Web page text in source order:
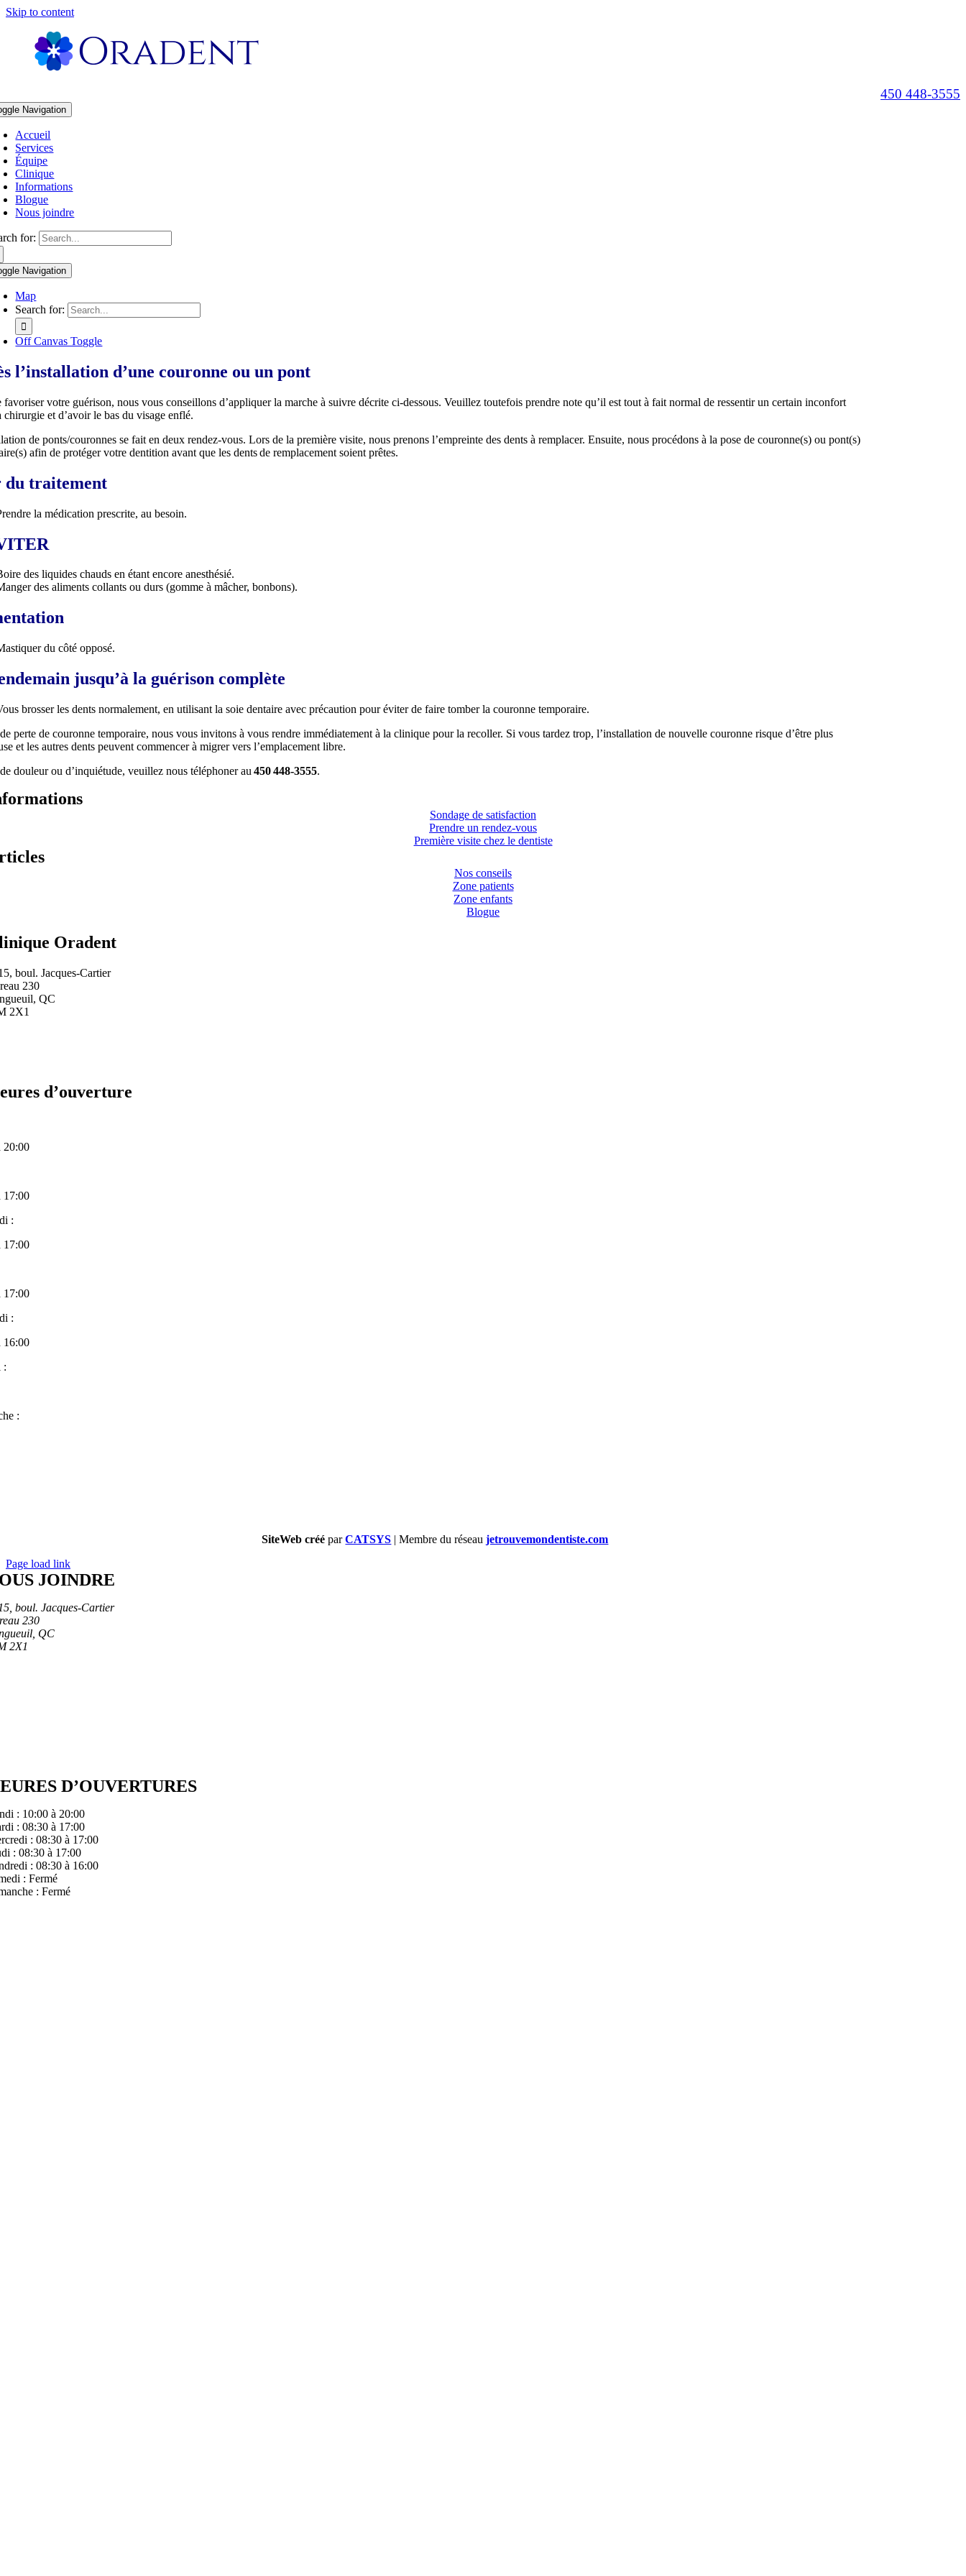
Skip to content
450 448-3555
Navigation
Accueil
Services
Équipe
Clinique
Informations
Blogue
Nous joindre
for:
Navigation
Map
Search for:
Off Canvas Toggle
l’installation d’une couronne ou un pont
votre guérison, nous vous conseillons d’appliquer la marche à suivre décrite ci-dessous. Veuillez toutefois prendre note qu’il est tout à fait normal de ressentir un certain inconfort
chirurgie et d’avoir le bas du visage enflé.
de ponts/couronnes se fait en deux rendez-vous. Lors de la première visite, nous prenons l’empreinte des dents à remplacer. Ensuite, nous procédons à la pose de couronne(s) ou pont(s)
afin de protéger votre dentition avant que les dents de remplacement soient prêtes.
du traitement
la médication prescrite, au besoin.
des liquides chauds en étant encore anesthésié.
des aliments collants ou durs (gomme à mâcher, bonbons).
du côté opposé.
jusqu’à la guérison complète
brosser les dents normalement, en utilisant la soie dentaire avec précaution pour éviter de faire tomber la couronne temporaire.
perte de couronne temporaire, nous vous invitons à vous rendre immédiatement à la clinique pour la recoller. Si vous tardez trop, l’installation de nouvelle couronne risque d’être plus
et les autres dents peuvent commencer à migrer vers l’emplacement libre.
douleur ou d’inquiétude, veuillez nous téléphoner au 450448-3555.
Sondage de satisfaction
Prendre un rendez-vous
Première visite chez le dentiste
Nos conseils
Zone patients
Zone enfants
Blogue
Oradent
boul. Jacques-Cartier
230
QC
2X1
d’ouverture
20:00
17:00
:
17:00
17:00
:
16:00
:
:
SiteWeb créé parCATSYS | Membre du réseaujetrouvemondentiste.com
Page load link
JOINDRE
boul. Jacques-Cartier
230
QC
2X1
D’OUVERTURES
: 10:00 à 20:00
: 08:30 à 17:00
: 08:30 à 17:00
: 08:30 à 17:00
: 08:30 à 16:00
: Fermé
: Fermé